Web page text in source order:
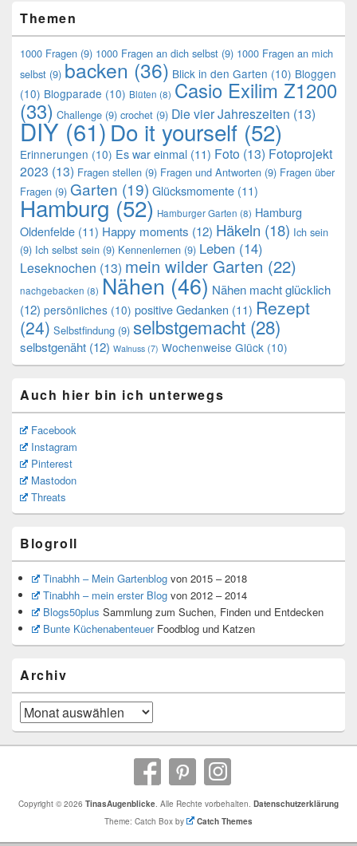
Themen
1000 Fragen (9) 1000 Fragen an dich selbst (9) 1000 Fragen an mich
selbst (9) backen (36) Blick in den Garten (10) Bloggen
(10) Blogparade (10) Blüten (8) Casio Exilim Z1200
(33) Challenge (9) crochet (9) Die vier Jahreszeiten (13)
DIY (61)Do it yourself (52)
Erinnerungen (10) Es war einmal (11) Foto (13) Fotoprojekt
2023 (13) Fragen stellen (9) Fragen und Antworten (9) Fragen über
Fragen (9) Garten (19) Glücksmomente (11)
Hamburg (52) Hamburger Garten (8) Hamburg
Oldenfelde (11) Happy moments (12) Häkeln (18) Ich sein
(9) Ich selbst sein (9) Kennenlernen (9) Leben (14)
Leseknochen (13) mein wilder Garten (22)
nachgebacken (8) Nähen (46) Nähen macht glücklich
(12) persönliches (10) positive Gedanken (11) Rezept
(24) Selbstfindung (9) selbstgemacht (28)
selbstgenäht (12) Walnuss (7) Wochenweise Glück (10)
Auch hier bin ich unterwegs
Facebook
Instagram
Pinterest
Mastodon
Threats
Blogroll
Tinabhh – Mein Gartenblogvon 2015 – 2018
Tinabhh – mein erster Blogvon 2012 – 2014
Blogs50plus Sammlung zum Suchen, Finden und Entdecken
Bunte KüchenabenteuerFoodblog und Katzen
Archiv
Archiv
Copyright © 2026 TinasAugenblicke. Alle Rechte vorbehalten. Datenschutzerklärung
Theme: Catch Box by
Catch Themes